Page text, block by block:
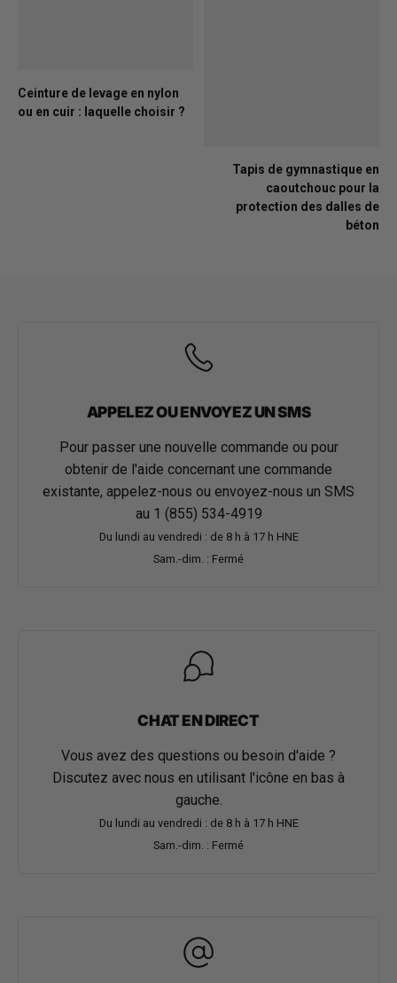
Ceinture de levage en nylon
ou en cuir : laquelle choisir ?
Tapis de gymnastique en
caoutchouc pour la
protection des dalles de
béton
APPELEZ OU ENVOYEZ UN SMS
Pour passer une nouvelle commande ou pour
obtenir de l'aide concernant une commande
existante, appelez-nous ou envoyez-nous un SMS
au 1 (855) 534-4919
Du lundi au vendredi : de 8 h à 17 h HNE
Sam.-dim. : Fermé
CHAT EN DIRECT
Vous avez des questions ou besoin d'aide ?
Discutez avec nous en utilisant l'icône en bas à
gauche.
Du lundi au vendredi : de 8 h à 17 h HNE
Sam.-dim. : Fermé